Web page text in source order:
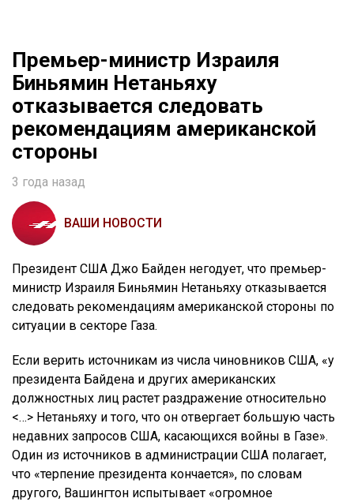
Премьер-министр Израиля
Биньямин Нетаньяху
отказывается следовать
рекомендациям американской
стороны
3 года назад
ВАШИ НОВОСТИ
Президент США Джо Байден негодует, что премьер-
министр Израиля Биньямин Нетаньяху отказывается
следовать рекомендациям американской стороны по
ситуации в секторе Газа.
Если верить источникам из числа чиновников США, «у
президента Байдена и других американских
должностных лиц растет раздражение относительно
<…> Нетаньяху и того, что он отвергает большую часть
недавних запросов США, касающихся войны в Газе».
Один из источников в администрации США полагает,
что «терпение президента кончается», по словам
другого, Вашингтон испытывает «огромное